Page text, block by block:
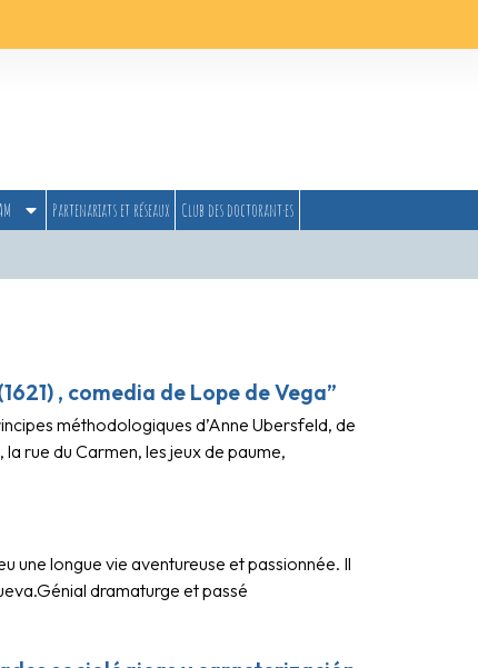
Partenariats et réseaux
Club des doctorant·es
, comedia de Lope de Vega”
méthodologiques d’Anne Ubersfeld, de
la rue du Carmen, les jeux de paume,
une longue vie aventureuse et passionnée. Il
dramaturge et passé